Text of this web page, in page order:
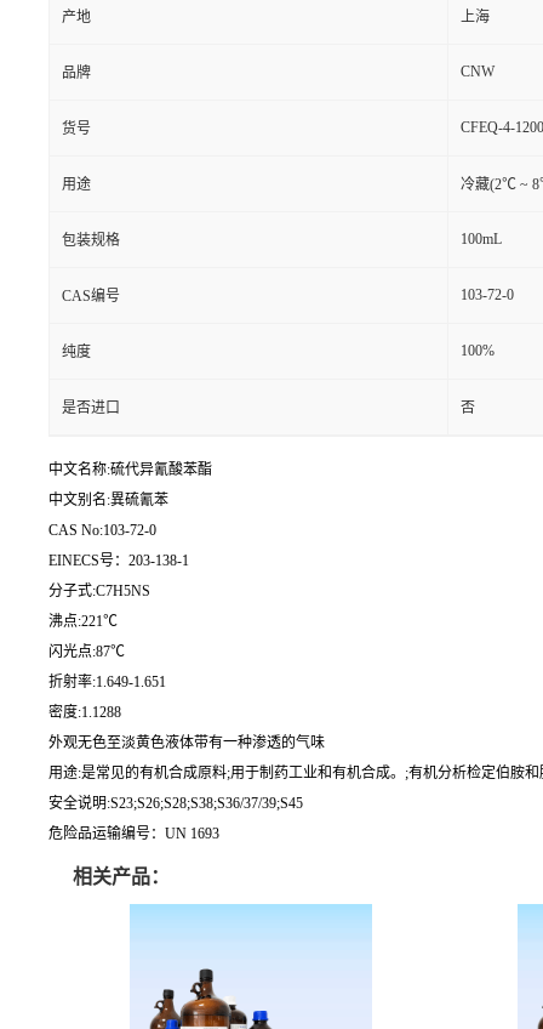
产地 上海
品牌 CNW
货号 CFEQ-4-
用途 冷藏(2℃ ~
包装规格 100mL
CAS编号 103-72-0
纯度 100%
是否进口 否
中文名称:硫代异氰酸苯酯
中文别名:異硫氰苯
CAS No:103-72-0
EINECS号：203-138-1
分子式:C7H5NS
沸点:221℃
闪光点:87℃
折射率:1.649-1.651
密度:1.1288
外观无色至淡黄色液体带有一种渗透的气味
用途:是常见的有机合成原料;用于制药工业和有机合成。;有机分析检定伯胺
安全说明:S23;S26;S28;S38;S36/37/39;S45
危险品运输编号：UN 1693
相关产品：